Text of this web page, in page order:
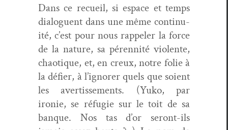
Dans ce recueil, si espace et temps
dia­loguent dans une même con­ti­nu­
ité, c’est pour nous rap­pel­er la force
de la nature, sa péren­nité vio­lente,
chao­tique, et, en creux, notre folie à
la défi­er, à l’ignorer quels que soient
les aver­tisse­ments. (Yuko, par
ironie, se réfugie sur le toit de sa
banque. Nos tas d’or seront-ils